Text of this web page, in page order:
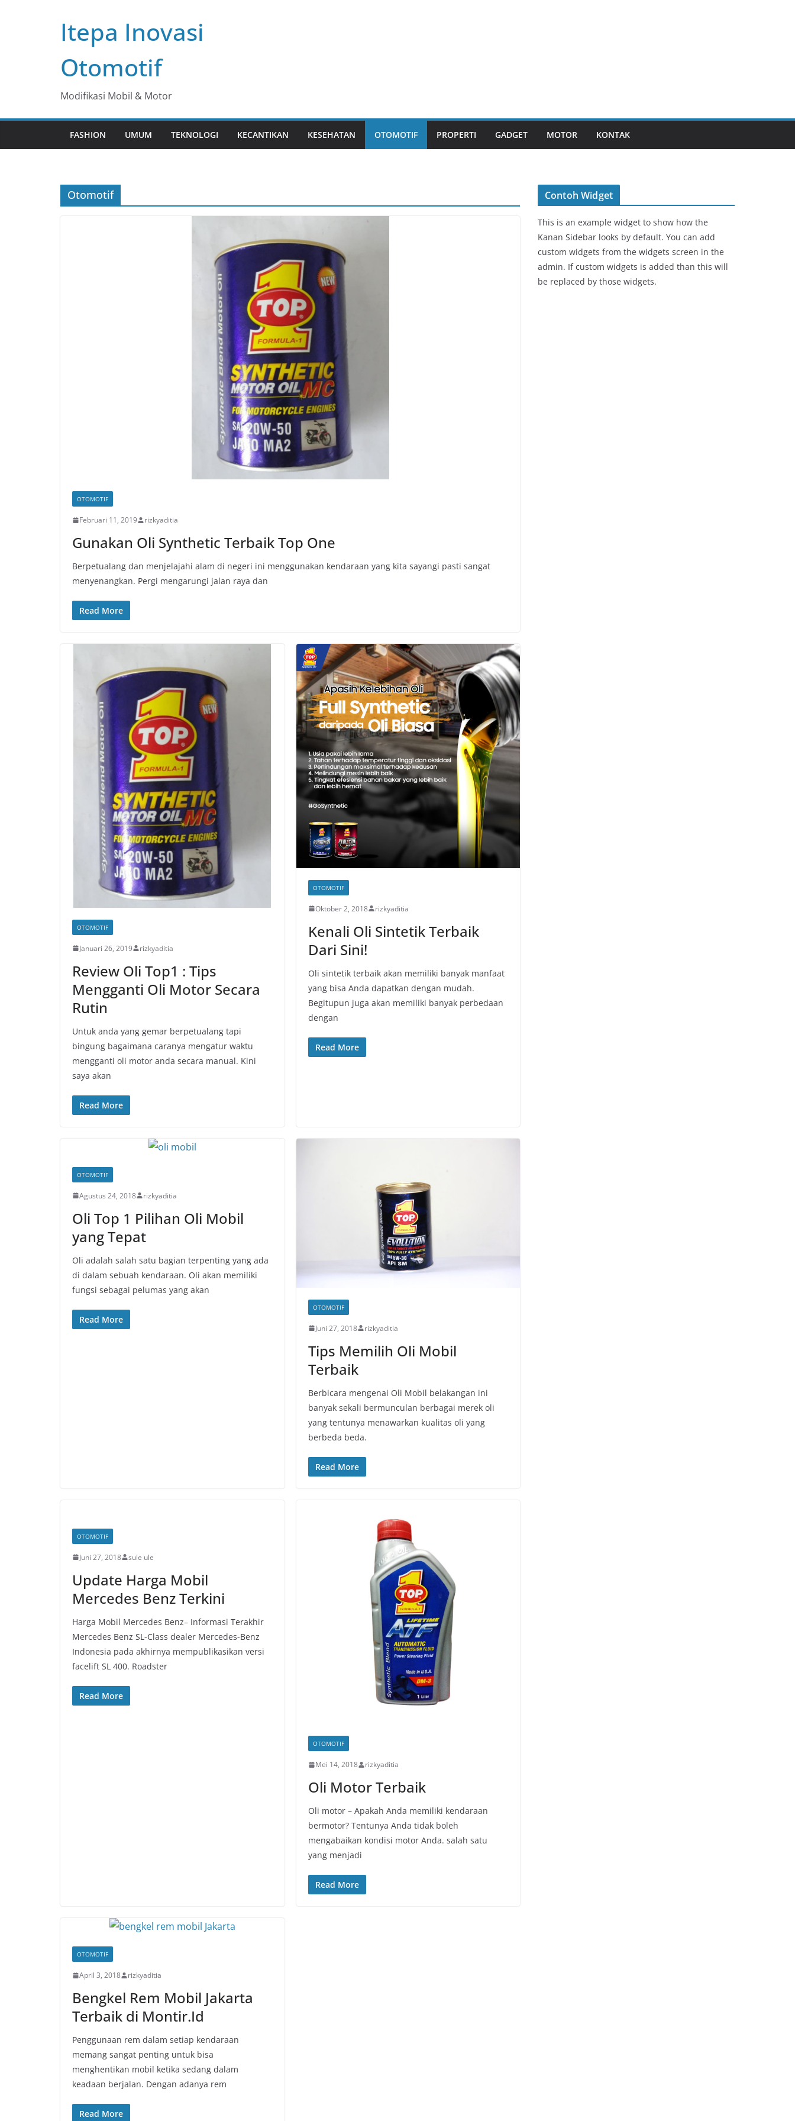
Itepa Inovasi
Otomotif
Modifikasi Mobil & Motor
FASHION UMUM TEKNOLOGI KECANTIKAN KESEHATAN OTOMOTIF PROPERTI GADGET MOTOR KONTAK
Otomotif
OTOMOTIF
Februari 11, 2019 rizkyaditia
Gunakan Oli Synthetic Terbaik Top One
Berpetualang dan menjelajahi alam di negeri ini menggunakan kendaraan yang kita sayangi pasti sangat
menyenangkan. Pergi mengarungi jalan raya dan
Read More
OTOMOTIF
Januari 26, 2019 rizkyaditia
Review Oli Top1 : Tips
Mengganti Oli Motor Secara
Rutin
Untuk anda yang gemar berpetualang tapi
bingung bagaimana caranya mengatur waktu
mengganti oli motor anda secara manual. Kini
saya akan
Read More
OTOMOTIF
Oktober 2, 2018 rizkyaditia
Kenali Oli Sintetik Terbaik
Dari Sini!
Oli sintetik terbaik akan memiliki banyak manfaat
yang bisa Anda dapatkan dengan mudah.
Begitupun juga akan memiliki banyak perbedaan
dengan
Read More
OTOMOTIF
Agustus 24, 2018 rizkyaditia
Oli Top 1 Pilihan Oli Mobil
yang Tepat
Oli adalah salah satu bagian terpenting yang ada
di dalam sebuah kendaraan. Oli akan memiliki
fungsi sebagai pelumas yang akan
Read More
OTOMOTIF
Juni 27, 2018 rizkyaditia
Tips Memilih Oli Mobil
Terbaik
Berbicara mengenai Oli Mobil belakangan ini
banyak sekali bermunculan berbagai merek oli
yang tentunya menawarkan kualitas oli yang
berbeda beda.
Read More
OTOMOTIF
Juni 27, 2018 sule ule
Update Harga Mobil
Mercedes Benz Terkini
Harga Mobil Mercedes Benz– Informasi Terakhir
Mercedes Benz SL-Class dealer Mercedes-Benz
Indonesia pada akhirnya mempublikasikan versi
facelift SL 400. Roadster
Read More
OTOMOTIF
Mei 14, 2018 rizkyaditia
Oli Motor Terbaik
Oli motor – Apakah Anda memiliki kendaraan
bermotor? Tentunya Anda tidak boleh
mengabaikan kondisi motor Anda. salah satu
yang menjadi
Read More
OTOMOTIF
April 3, 2018 rizkyaditia
Bengkel Rem Mobil Jakarta
Terbaik di Montir.Id
Penggunaan rem dalam setiap kendaraan
memang sangat penting untuk bisa
menghentikan mobil ketika sedang dalam
keadaan berjalan. Dengan adanya rem
Read More
Contoh Widget
This is an example widget to show how the
Kanan Sidebar looks by default. You can add
custom widgets from the widgets screen in the
admin. If custom widgets is added than this will
be replaced by those widgets.